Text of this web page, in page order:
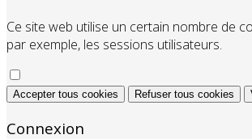
Ce site web utilise un certain nombre de
par exemple, les sessions utilisateurs.
Accepter tous cookies Refuser tous cookies
Connexion